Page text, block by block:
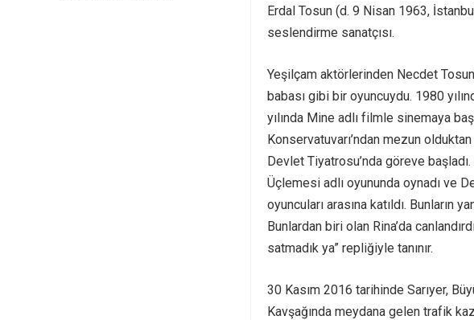
Erdal Tosun (d. 9 Nisan 1963,
seslendirme sanatçısı.
Yeşilçam aktörlerinden Necdet
babası gibi bir oyuncuydu. 1980
yılında Mine adlı filmle sinemaya
Konservatuvarı’ndan mezun
Devlet Tiyatrosu’nda göreve
Üçlemesi adlı oyununda oynadı ve
oyuncuları arasına katıldı. Bunların
Bunlardan biri olan Rina’da
satmadık ya” repliğiyle tanınır.
30 Kasım 2016 tarihinde Sarıyer,
Kavşağında meydana gelen trafik